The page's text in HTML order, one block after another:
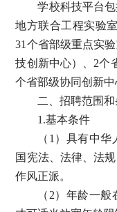
学校科技平台包
地方联合工程实验
31个省部级重点实
技创新中心）、2个
个省部级协同创新中
二、招聘范围
1.基本条件
（ 1）具有中华
国宪法、法律、法
作风正派。
（ 2）年龄一般